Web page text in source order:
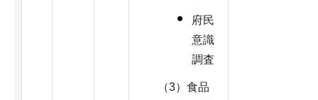
府民
意識
調査
（3）食品